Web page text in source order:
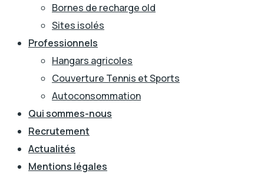
Bornes de recharge old
Sites isolés
Professionnels
Hangars agricoles
Couverture Tennis et Sports
Autoconsommation
Qui sommes-nous
Recrutement
Actualités
Mentions légales